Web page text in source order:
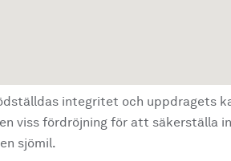
integritet och uppdragets
viss fördröjning för att säkerställa
sjömil.